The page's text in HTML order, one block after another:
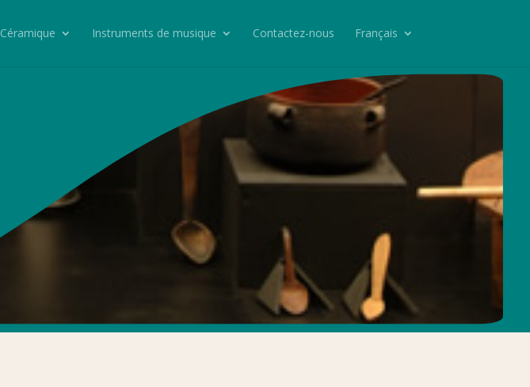
Céramique Instruments de musique Contactez-nous Français